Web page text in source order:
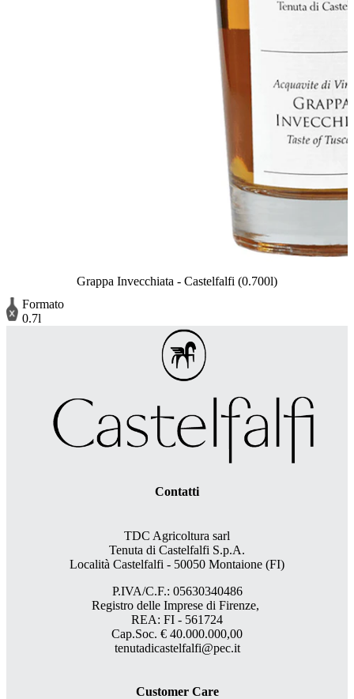
Grappa Invecchiata - Castelfalfi (0.700l)
Formato
0.7l
Contatti
TDC Agricoltura sarl
Tenuta di Castelfalfi S.p.A.
Località Castelfalfi - 50050 Montaione (FI)
P.IVA/C.F.: 05630340486
Registro delle Imprese di Firenze,
REA: FI - 561724
Cap.Soc. € 40.000.000,00
tenutadicastelfalfi@pec.it
Customer Care